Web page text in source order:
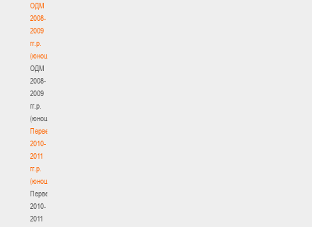
ОДМ
2008-
2009
гг.р.
(юноши)
ОДМ
2008-
2009
гг.р.
(юноши)
Первенство
2010-
2011
гг.р.
(юноши)
Первенство
2010-
2011